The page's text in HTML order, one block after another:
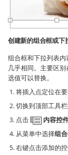
创建新的组合框或下
组合框和下拉列表
几乎相同。主要区
选值可以替换。
将插入点定位在
切换到顶部工具
点击
内容控
从菜单中选择组
右键点击添加的